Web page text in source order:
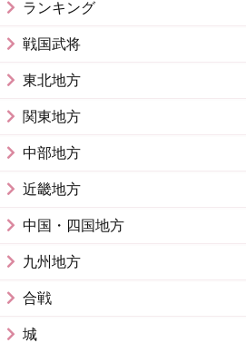
ランキング
戦国武将
東北地方
関東地方
中部地方
近畿地方
中国・四国地方
九州地方
合戦
城